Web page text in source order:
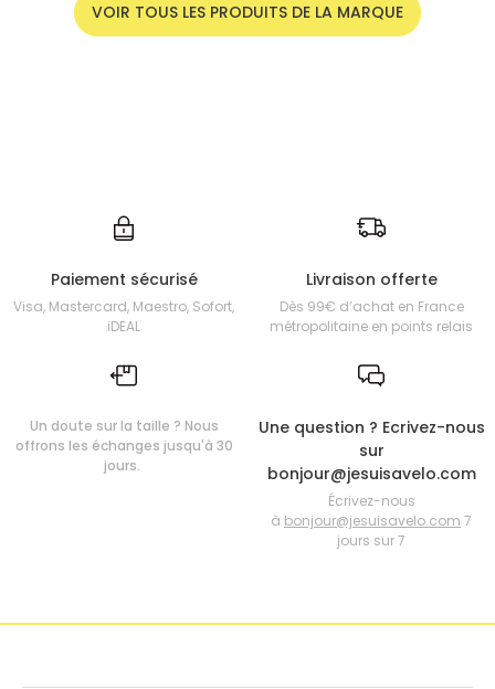
VOIR TOUS LES PRODUITS DE LA MARQUE
Paiement sécurisé
Visa, Mastercard, Maestro, Sofort,
iDEAL
Livraison offerte
Dès 99€ d’achat en France
métropolitaine en points relais
Un doute sur la taille ? Nous
offrons les échanges jusqu'à 30
jours.
Une question ? Ecrivez-nous
sur
bonjour@jesuisavelo.com
Écrivez-nous
à bonjour@jesuisavelo.com 7
jours sur 7